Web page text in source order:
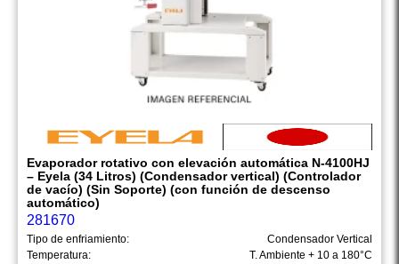
Evaporador rotativo con elevación automática N-4100HJ
– Eyela (34 Litros) (Condensador vertical) (Controlador
de vacío) (Sin Soporte) (con función de descenso
automático)
281670
Tipo de enfriamiento:
Condensador Vertical
Temperatura:
T. Ambiente + 10 a 180°C